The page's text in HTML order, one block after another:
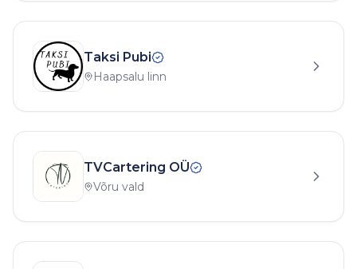
Taksi Pubi
Haapsalu linn
TVCartering OÜ
Võru vald